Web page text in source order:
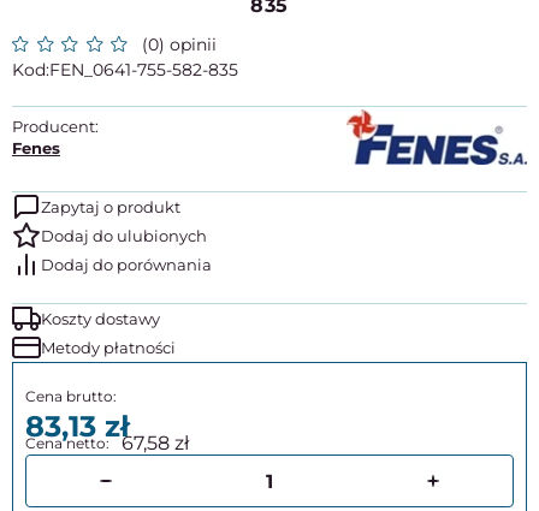
835
(0) opinii
FEN_0641-755-582-835
Producent:
Fenes
Zapytaj o produkt
Koszty dostawy
Metody płatności
83,13 67,58